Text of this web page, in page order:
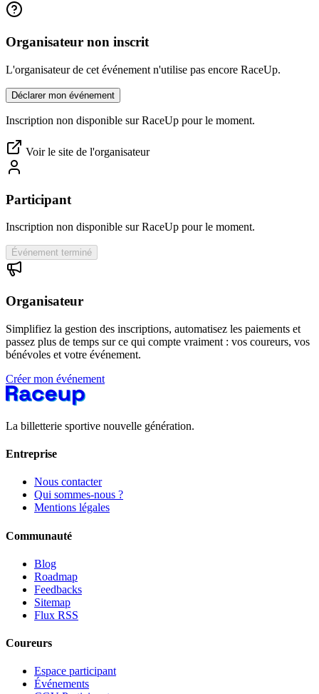
Organisateur non inscrit
L'organisateur de cet événement n'utilise pas encore RaceUp.
Déclarer mon événement
Inscription non disponible sur RaceUp pour le moment.
Voir le site de l'organisateur
Participant
Inscription non disponible sur RaceUp pour le moment.
Événement terminé
Organisateur
Simplifiez la gestion des inscriptions, automatisez les paiements et
passez plus de temps sur ce qui compte vraiment : vos coureurs, vos
bénévoles et votre événement.
Créer mon événement
La billetterie sportive nouvelle génération.
Entreprise
Nous contacter
Qui sommes-nous ?
Mentions légales
Communauté
Blog
Roadmap
Feedbacks
Sitemap
Flux RSS
Coureurs
Espace participant
Événements